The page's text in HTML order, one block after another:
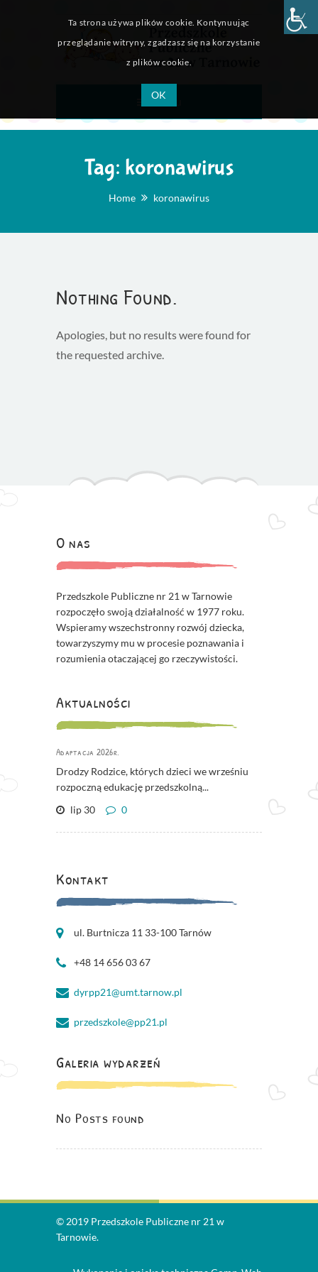
Menu
Tag: koronawirus
Home koronawirus
Nothing Found.
Apologies, but no results were found for
the requested archive.
O nas
Przedszkole Publiczne nr 21 w Tarnowie
rozpoczęło swoją działalność w 1977 roku.
Wspieramy wszechstronny rozwój dziecka,
towarzyszymy mu w procesie poznawania i
rozumienia otaczającej go rzeczywistości.
Aktualności
Adaptacja 2026r.
Drodzy Rodzice, których dzieci we wrześniu
rozpoczną edukację przedszkolną...
lip 30
0
Kontakt
ul. Burtnicza 11 33-100 Tarnów
+48 14 656 03 67
dyrpp21@umt.tarnow.pl
przedszkole@pp21.pl
Galeria wydarzeń
No Posts found
© 2019 Przedszkole Publiczne nr 21 w
Tarnowie.
Ta strona używa plików cookie. Kontynuując
przeglądanie witryny, zgadzasz się na korzystanie
z plików cookie.
OK